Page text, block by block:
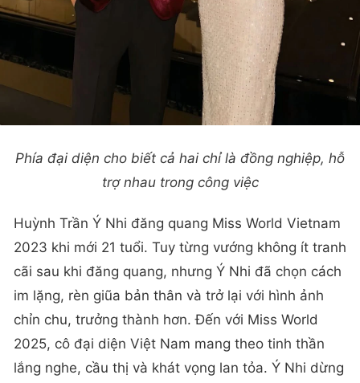
Phía đại diện cho biết cả hai chỉ là đồng nghiệp, hỗ
trợ nhau trong công việc
Huỳnh Trần Ý Nhi đăng quang Miss World Vietnam
2023 khi mới 21 tuổi. Tuy từng vướng không ít tranh
cãi sau khi đăng quang, nhưng Ý Nhi đã chọn cách
im lặng, rèn giũa bản thân và trở lại với hình ảnh
chỉn chu, trưởng thành hơn. Đến với Miss World
2025, cô đại diện Việt Nam mang theo tinh thần
lắng nghe, cầu thị và khát vọng lan tỏa. Ý Nhi dừng